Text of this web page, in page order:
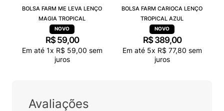
BOLSA FARM ME LEVA LENÇO
MAGIA TROPICAL
R$ 59,00
Em até 1x R$ 59,00 sem
juros
BOLSA FARM CARIOCA LENÇO
TROPICAL AZUL
R$ 389,00
Em até 5x R$ 77,80 sem
juros
Avaliações